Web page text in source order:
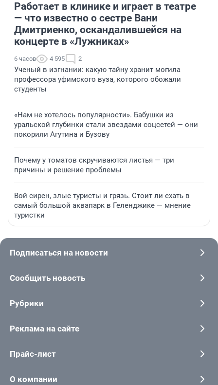
Работает в клинике и играет в театре
— что известно о сестре Вани
Дмитриенко, оскандалившейся на
концерте в «Лужниках»
6 часов 4 595 2
Ученый в изгнании: какую тайну хранит могила
профессора уфимского вуза, которого обожали
студенты
«Нам не хотелось популярности». Бабушки из
уральской глубинки стали звездами соцсетей — они
покорили Агутина и Бузову
Почему у томатов скручиваются листья — три
причины и решение проблемы
Вой сирен, злые туристы и грязь. Стоит ли ехать в
самый большой аквапарк в Геленджике — мнение
туристки
Подписаться на новости
Сообщить новость
Рубрики
Реклама на сайте
Прайс-лист
О компании